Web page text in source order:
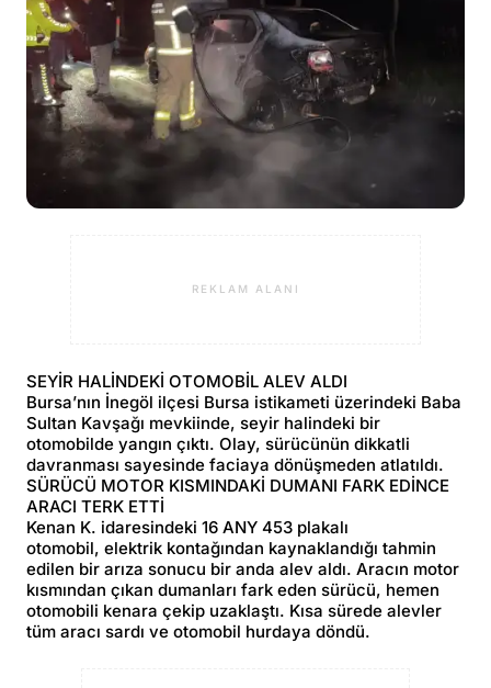
REKLAM ALANI
SEYİR HALİNDEKİ OTOMOBİL ALEV ALDI
Bursa’nın İnegöl ilçesi Bursa istikameti üzerindeki Baba
Sultan Kavşağı mevkiinde, seyir halindeki bir
otomobilde yangın çıktı. Olay, sürücünün dikkatli
davranması sayesinde faciaya dönüşmeden atlatıldı.
SÜRÜCÜ MOTOR KISMINDAKİ DUMANI FARK EDİNCE
ARACI TERK ETTİ
Kenan K. idaresindeki 16 ANY 453 plakalı
otomobil, elektrik kontağından kaynaklandığı tahmin
edilen bir arıza sonucu bir anda alev aldı. Aracın motor
kısmından çıkan dumanları fark eden sürücü, hemen
otomobili kenara çekip uzaklaştı. Kısa sürede alevler
tüm aracı sardı ve otomobil hurdaya döndü.